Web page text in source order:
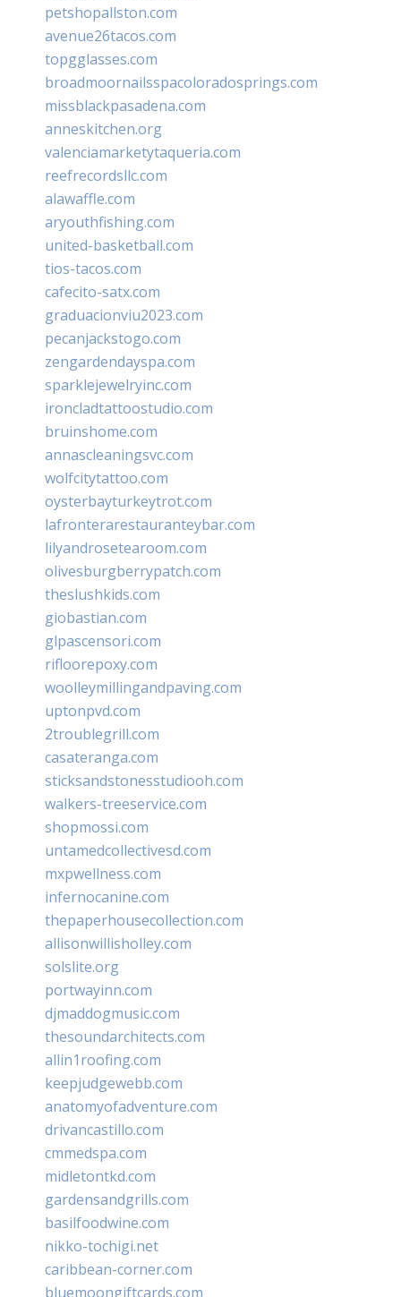
petshopallston.com
avenue26tacos.com
topgglasses.com
broadmoornailsspacoloradosprings.com
missblackpasadena.com
anneskitchen.org
valenciamarketytaqueria.com
reefrecordsllc.com
alawaffle.com
aryouthfishing.com
united-basketball.com
tios-tacos.com
cafecito-satx.com
graduacionviu2023.com
pecanjackstogo.com
zengardendayspa.com
sparklejewelryinc.com
ironcladtattoostudio.com
bruinshome.com
annascleaningsvc.com
wolfcitytattoo.com
oysterbayturkeytrot.com
lafronterarestauranteybar.com
lilyandrosetearoom.com
olivesburgberrypatch.com
theslushkids.com
giobastian.com
glpascensori.com
rifloorepoxy.com
woolleymillingandpaving.com
uptonpvd.com
2troublegrill.com
casateranga.com
sticksandstonesstudiooh.com
walkers-treeservice.com
shopmossi.com
untamedcollectivesd.com
mxpwellness.com
infernocanine.com
thepaperhousecollection.com
allisonwillisholley.com
solslite.org
portwayinn.com
djmaddogmusic.com
thesoundarchitects.com
allin1roofing.com
keepjudgewebb.com
anatomyofadventure.com
drivancastillo.com
cmmedspa.com
midletontkd.com
gardensandgrills.com
basilfoodwine.com
nikko-tochigi.net
caribbean-corner.com
bluemoongiftcards.com